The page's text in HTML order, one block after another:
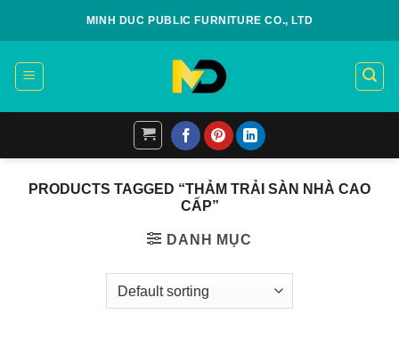
MINH DUC PUBLIC FURNITURE CO., LTD
PRODUCTS TAGGED “THẢM TRẢI SÀN NHÀ CAO
CẤP”
DANH MỤC